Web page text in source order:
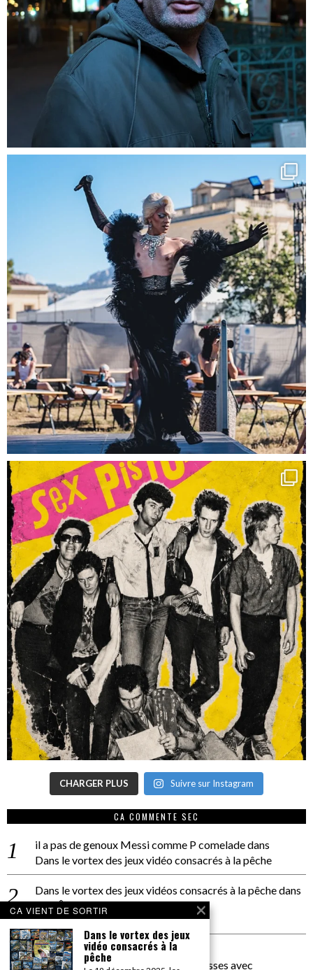
CHARGER PLUS Suivre sur Instagram
CA COMMENTE SEC
il a pas de genoux Messi comme P comeladedans
Dans le vortex des jeux vidéo consacrés à la pêche
Dans le vortex des jeux vidéos consacrés à la pêchedans
PACÔME THIELLEMENT
La séance d’Hip Gnose
La Patrie
dans
On a parlé Dolce Vita et lutte des classes avec
CA VIENT DE SORTIR
Dans le vortex des jeux
vidéo consacrés à la
pêche